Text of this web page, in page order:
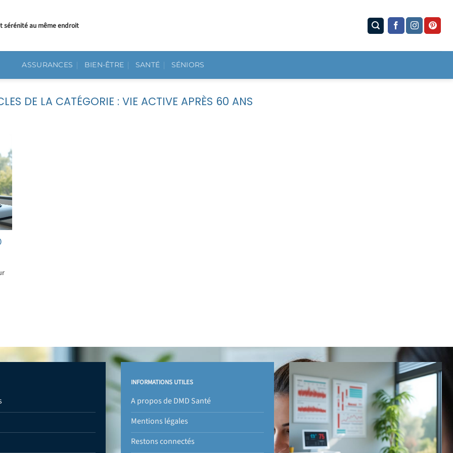
sérénité au même endroit
ASSURANCES BIEN-ÊTRE SANTÉ SÉNIORS
VIE ACTIVE APRÈS 60 ANS
INFORMATIONS UTILES
A propos de DMD Santé
Mentions légales
Restons connectés